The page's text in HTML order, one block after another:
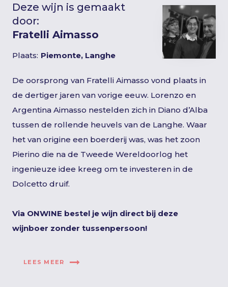
Deze wijn is gemaakt
door:
Fratelli Aimasso
Plaats: Piemonte, Langhe
De oorsprong van Fratelli Aimasso vond plaats in
de dertiger jaren van vorige eeuw. Lorenzo en
Argentina Aimasso nestelden zich in Diano d’Alba
tussen de rollende heuvels van de Langhe. Waar
het van origine een boerderij was, was het zoon
Pierino die na de Tweede Wereldoorlog het
ingenieuze idee kreeg om te investeren in de
Dolcetto druif.
Via ONWINE bestel je wijn direct bij deze
wijnboer zonder tussenpersoon!
LEES MEER